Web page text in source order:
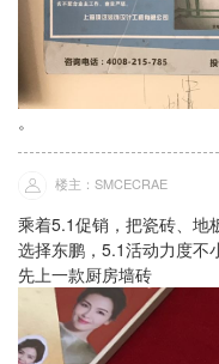
。
楼主：SMCECRAE
乘着5.1促销，把瓷砖、地
选择东鹏，5.1活动力度不
先上一款厨房墙砖